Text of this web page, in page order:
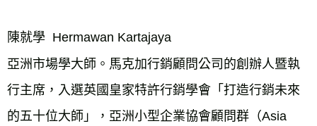
陳就學  Hermawan Kartajaya
亞洲市場學大師。馬克加行銷顧問公司的創辦人暨執
行主席，入選英國皇家特許行銷學會「打造行銷未來
的五十位大師」，亞洲小型企業協會顧問群（Asia